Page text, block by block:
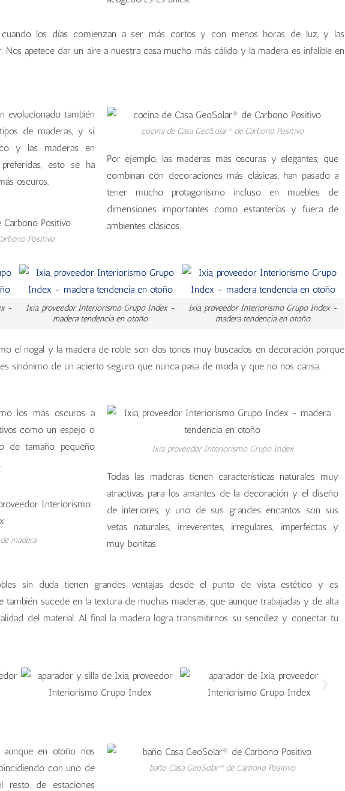
los días comienzan a ser más cortos y con menos horas de luz, y las
Nos apetece dar un aire a nuestra casa mucho más cálido y la madera es infalible en
evolucionado también
de maderas, y si
y las maderas en
esto se ha
oscuros.
Positivo
cocina de Casa GeoSolar® de Carbono Positivo
Por ejemplo, las maderas más oscuras y elegantes, que
combinan con decoraciones más clásicas, han pasado a
tener mucho protagonismo incluso en muebles de
dimensiones importantes como estanterías y fuera de
ambientes clásicos.
-
Ixia, proveedor Interiorismo Grupo Index -
madera tendencia en otoño
Ixia, proveedor Interiorismo Grupo Index -
madera tendencia en otoño
el nogal y la madera de roble son dos tonos muy buscados en decoración porque
sinónimo de un acierto seguro que nunca pasa de moda y que no nos cansa.
los más oscuros a
como un espejo o
de tamaño pequeño
madera
Ixia, proveedor Interiorismo Grupo Index
Todas las maderas tienen características naturales muy
atractivas para los amantes de la decoración y el diseño
de interiores, y uno de sus grandes encantos son sus
vetas naturales, irreverentes, irregulares, imperfectas y
muy bonitas.
sin duda tienen grandes ventajas desde el punto de vista estético y es
también sucede en la textura de muchas maderas, que aunque trabajadas y de alta
del material. Al final la madera logra transmitirnos su sencillez y conectar tu
en otoño nos
con uno de
resto de estaciones
baño Casa GeoSolar® de Carbono Positivo